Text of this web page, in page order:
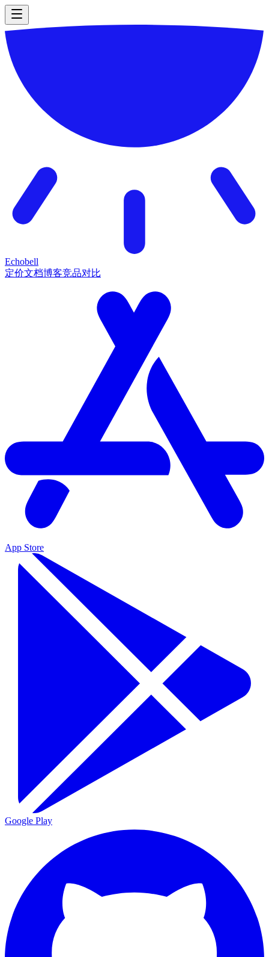
Echobell
定价文档博客竞品对比
App Store
Google Play